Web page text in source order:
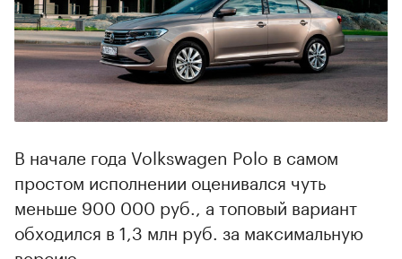
В начале года Volkswagen Polo в самом
простом исполнении оценивался чуть
меньше 900 000 руб., а топовый вариант
обходился в 1,3 млн руб. за максимальную